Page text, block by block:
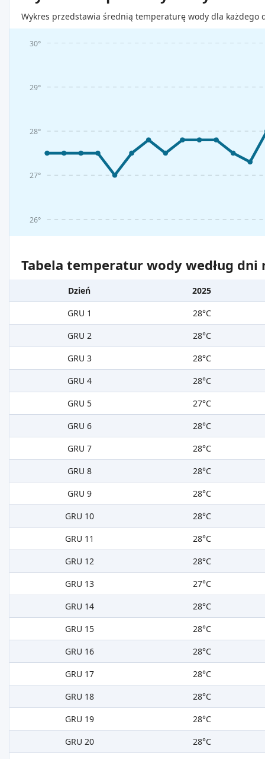
Wykres przedstawia średnią temperaturę wody dla
26°
27°
28°
29°
30°
Tabela temperatur wody według dni
Dzień
2025
GRU 1
28°C
GRU 2
28°C
GRU 3
28°C
GRU 4
28°C
GRU 5
27°C
GRU 6
28°C
GRU 7
28°C
GRU 8
28°C
GRU 9
28°C
GRU 10
28°C
GRU 11
28°C
GRU 12
28°C
GRU 13
27°C
GRU 14
28°C
GRU 15
28°C
GRU 16
28°C
GRU 17
28°C
GRU 18
28°C
GRU 19
28°C
GRU 20
28°C